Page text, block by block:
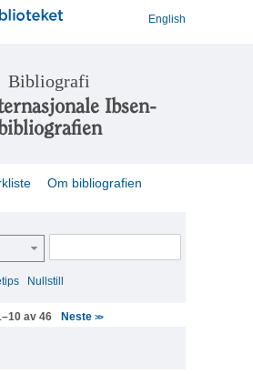
English
Bibliografi
Ibsen-
Om bibliografien
Nullstill
av 46 Neste>>